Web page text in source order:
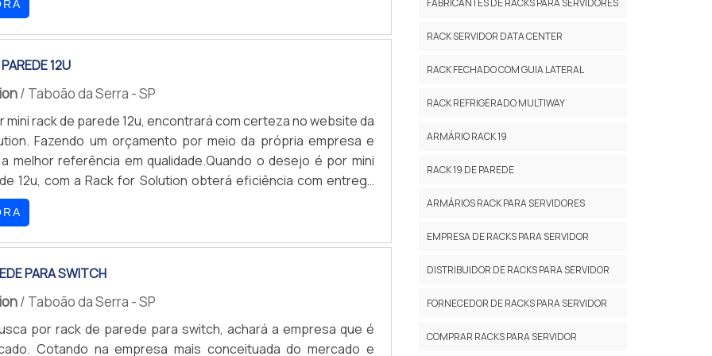
por sua segurança. DIVERSOS MODELOS DISPONÍVEIS
ressaltar que é possível encontrar diferentes modelos de
12U
/ Taboão da Serra - SP
mini rack de parede 12u, encontrará com certeza no website da
Fazendo um orçamento por meio da própria empresa e
melhor referência em qualidade.Quando o desejo é por mini
12u, com a Rack for Solution obterá eficiência com entrega
o Brasil.DETALHES SOBRE MINI RACK DE PAREDE 12UHá
eficientes de demonstrar competência e excelência em sua
A Rack for Solution canaliza seus esforços em criar uma
as atividades; Tecnologia de ponta. Tudo pensando em
12u com ótima qualidade. Discorrendo ainda sobre mini
12u, sempre deve-se buscar uma empresa que tenha
com ótima qualidade e eficiência, pontos importantes
PARA SWITCH
/ Taboão da Serra - SP
por rack de parede para switch, achará a empresa que é
Cotando na empresa mais conceituada do mercado e
FABRICANTES DE RACKS PARA SERVIDORES
RACK SERVIDOR DATA CENTER
RACK FECHADO COM GUIA LATERAL
RACK REFRIGERADO MULTIWAY
ARMÁRIO RACK 19
RACK 19 DE PAREDE
ARMÁRIOS RACK PARA SERVIDORES
EMPRESA DE RACKS PARA SERVIDOR
DISTRIBUIDOR DE RACKS PARA SERVIDOR
FORNECEDOR DE RACKS PARA SERVIDOR
COMPRAR RACKS PARA SERVIDOR